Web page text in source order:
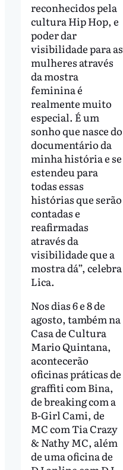
reconhecidos pela
cultura Hip Hop, e
poder dar
visibilidade para as
mulheres através
da mostra
feminina é
realmente muito
especial. É um
sonho que nasce do
documentário da
minha história e se
estendeu para
todas essas
histórias que serão
contadas e
reafirmadas
através da
visibilidade que a
mostra dá”, celebra
Lica.
Nos dias 6 e 8 de
agosto, também na
Casa de Cultura
Mario Quintana,
acontecerão
oficinas práticas de
graffiti com Bina,
de breaking com a
B-Girl Cami, de
MC com Tia Crazy
& Nathy MC, além
de uma oficina de